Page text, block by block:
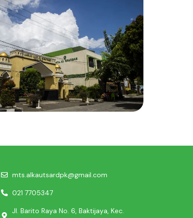
mts.alkautsardpk@gmail.com
021 7705347
Jl. Barito Raya No. 6, Baktijaya, Kec.